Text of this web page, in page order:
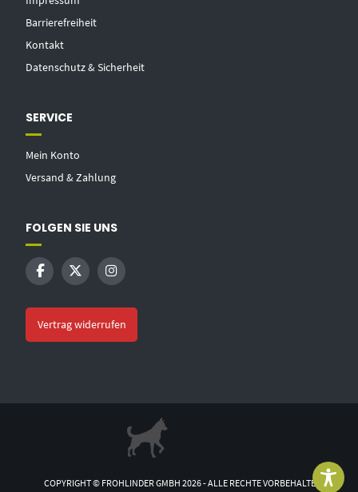
Barrierefreiheit
Kontakt
Datenschutz & Sicherheit
SERVICE
Mein Konto
Versand & Zahlung
FOLGEN SIE UNS
Vertrag widerrufen
COPYRIGHT © FROHLINDER GMBH 2026 - ALLE RECHTE VORBEHALTEN